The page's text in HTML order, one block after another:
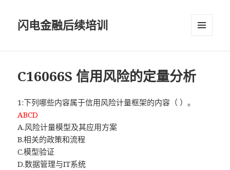
闪电金融后续培训
C16066S 信用风险的定量分析
1:下列哪些内容属于信用风险计量框架的内容（ ）。
ABCD
A.风险计量模型及其应用方案
B.相关的政策和流程
C.模型验证
D.数据管理与IT系统